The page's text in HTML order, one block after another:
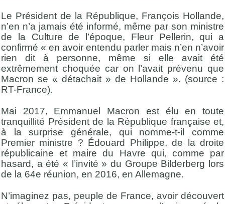
Le Président de la République, François Hollande,
n’en n’a jamais été informé, même par son ministre
de la Culture de l’époque, Fleur Pellerin, qui a
confirmé « en avoir entendu parler mais n’en n’avoir
rien dit à personne, même si elle avait été
extrêmement choquée car on l’avait prévenu que
Macron se « détachait » de Hollande ». (source :
RT-France).
Mai 2017, Emmanuel Macron est élu en toute
tranquillité Président de la République française et,
à la surprise générale, qui nomme-t-il comme
Premier ministre ? Édouard Philippe, de la droite
républicaine et maire du Havre qui, comme par
hasard, a été « l’invité » du Groupe Bilderberg lors
de la 64e réunion, en 2016, en Allemagne.
N’imaginez pas, peuple de France, avoir découvert